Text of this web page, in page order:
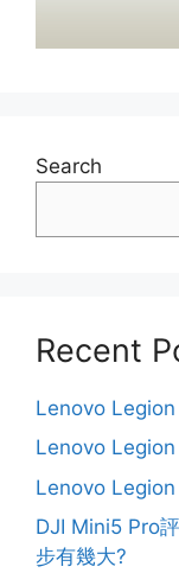
Search
Recent
Lenovo Legion
Lenovo
Lenovo
DJI Mini5 Pro
步有幾大?